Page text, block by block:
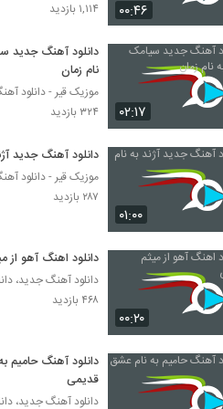
جوونی
آهنگ پروفشنال از سپهر
ادی عطار آهنگ منو دوست
۵۱۲ بازدید
دانلود آهنگ اپیکور باند بالاتر
آهنگ لوطفن بو دفعه گئتمه از
جودت(پاپ)
۳۰۶ بازدید
دانلود آهنگ نمیخوام باور کنم از
۲۸۱ بازدید
۰۰:۴۶ ۱,۱۱۴ بازدید
۰۲:۱۷
دانلود آهنگ جدید
نام زمان
موزیک قیر - دانلود
۳۲۴ بازدید
۰۱:۰۰
دانلود آهنگ جدید
موزیک قیر - دانلود
۲۸۷ بازدید
۰۰:۲۰
دانلود اهنگ آهو از
۴۶۸ بازدید
دانلود آهنگ حامیم
قدیمی